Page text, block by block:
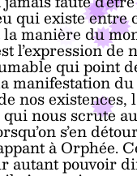
qui existe entre
manière du
l’expression
qui point
la manifestation
nos existences,
nous scrute
s’en
à Orphée.
autant pouvoir